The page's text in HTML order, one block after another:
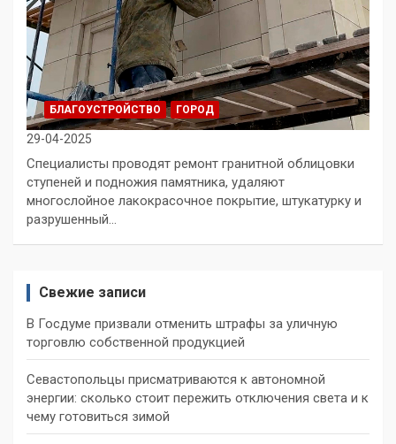
БЛАГОУСТРОЙСТВО ГОРОД
29-04-2025
Специалисты проводят ремонт гранитной облицовки
ступеней и подножия памятника, удаляют
многослойное лакокрасочное покрытие, штукатурку и
разрушенный…
Свежие записи
В Госдуме призвали отменить штрафы за уличную
торговлю собственной продукцией
Севастопольцы присматриваются к автономной
энергии: сколько стоит пережить отключения света и к
чему готовиться зимой